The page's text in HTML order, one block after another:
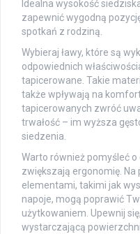
Idealna wysokość
zapewnić wygodną
spotkań z rodziną.
Wybieraj ławy, które są
odpowiednich
tapicerowane. Takie
także wpływają na
tapicerowanych zwróć
trwałość – im wyższa
siedzenia.
Warto również pomyśleć
zwiększają ergonomię. Na
elementami, takimi jak
napoje, mogą poprawić
użytkowaniem. Upewnij
wystarczającą